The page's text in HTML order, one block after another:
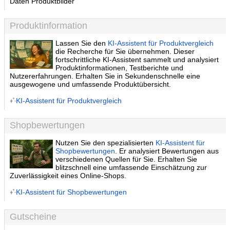
Produktinformation
Lassen Sie den KI-Assistent für Produktvergleich
die Recherche für Sie übernehmen. Dieser
fortschrittliche KI-Assistent sammelt und analysiert
Produktinformationen, Testberichte und
Nutzererfahrungen. Erhalten Sie in Sekundenschnelle eine
ausgewogene und umfassende Produktübersicht.
KI-Assistent für Produktvergleich
Shopbewertungen
Nutzen Sie den spezialisierten KI-Assistent für
Shopbewertungen . Er analysiert Bewertungen aus
verschiedenen Quellen für Sie. Erhalten Sie
blitzschnell eine umfassende Einschätzung zur
Zuverlässigkeit eines Online-Shops.
KI-Assistent für Shopbewertungen
Gutscheine